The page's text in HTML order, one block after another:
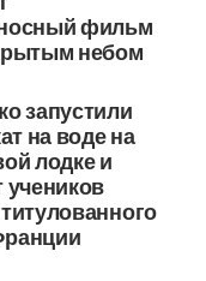
фильм
небом
запустили
на воде на
лодке и
учеников